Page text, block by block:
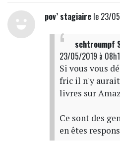
pov’ stagiairele 23/
schtroumpf
23/05/2019 à
Si vous vous
fric il n'y aurait
livres sur
Ce sont des
en êtes